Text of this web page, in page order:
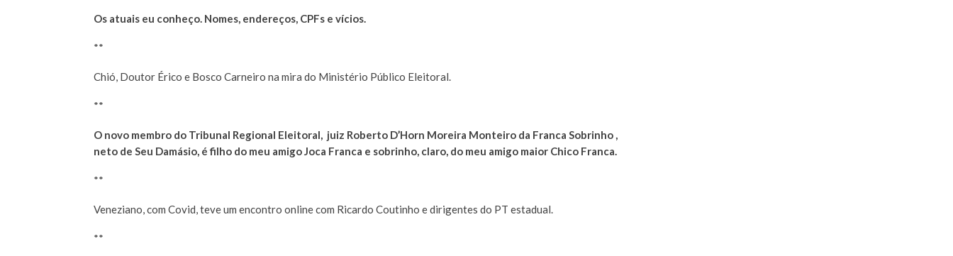
Os atuais eu conheço. Nomes, endereços, CPFs e vícios.
**
Chió, Doutor Érico e Bosco Carneiro na mira do Ministério Público Eleitoral.
**
O novo membro do Tribunal Regional Eleitoral, juiz Roberto D’Horn Moreira Monteiro da Franca Sobrinho ,
neto de Seu Damásio, é filho do meu amigo Joca Franca e sobrinho, claro, do meu amigo maior Chico Franca.
**
Veneziano, com Covid, teve um encontro online com Ricardo Coutinho e dirigentes do PT estadual.
**